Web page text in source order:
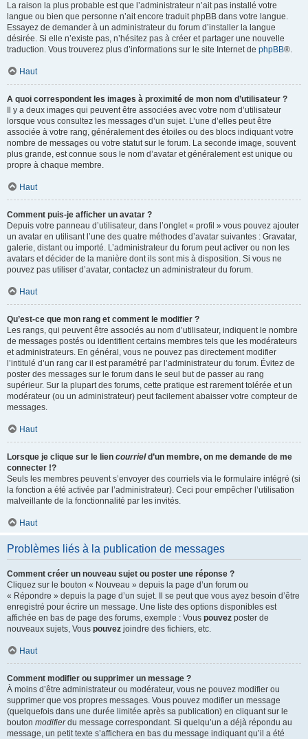
La raison la plus probable est que l’administrateur n’ait pas installé votre
langue ou bien que personne n’ait encore traduit phpBB dans votre langue.
Essayez de demander à un administrateur du forum d’installer la langue
désirée. Si elle n’existe pas, n’hésitez pas à créer et partager une nouvelle
traduction. Vous trouverez plus d’informations sur le site Internet de phpBB®.
Haut
A quoi correspondent les images à proximité de mon nom d’utilisateur ?
Il y a deux images qui peuvent être associées avec votre nom d’utilisateur
lorsque vous consultez les messages d’un sujet. L’une d’elles peut être
associée à votre rang, généralement des étoiles ou des blocs indiquant votre
nombre de messages ou votre statut sur le forum. La seconde image, souvent
plus grande, est connue sous le nom d’avatar et généralement est unique ou
propre à chaque membre.
Haut
Comment puis-je afficher un avatar ?
Depuis votre panneau d’utilisateur, dans l’onglet « profil » vous pouvez ajouter
un avatar en utilisant l’une des quatre méthodes d’avatar suivantes : Gravatar,
galerie, distant ou importé. L’administrateur du forum peut activer ou non les
avatars et décider de la manière dont ils sont mis à disposition. Si vous ne
pouvez pas utiliser d’avatar, contactez un administrateur du forum.
Haut
Qu’est-ce que mon rang et comment le modifier ?
Les rangs, qui peuvent être associés au nom d’utilisateur, indiquent le nombre
de messages postés ou identifient certains membres tels que les modérateurs
et administrateurs. En général, vous ne pouvez pas directement modifier
l’intitulé d’un rang car il est paramétré par l’administrateur du forum. Évitez de
poster des messages sur le forum dans le seul but de passer au rang
supérieur. Sur la plupart des forums, cette pratique est rarement tolérée et un
modérateur (ou un administrateur) peut facilement abaisser votre compteur de
messages.
Haut
Lorsque je clique sur le lien courrield’un membre, on me demande de me
connecter !?
Seuls les membres peuvent s’envoyer des courriels via le formulaire intégré (si
la fonction a été activée par l’administrateur). Ceci pour empêcher l’utilisation
malveillante de la fonctionnalité par les invités.
Haut
Problèmes liés à la publication de messages
Comment créer un nouveau sujet ou poster une réponse ?
Cliquez sur le bouton « Nouveau » depuis la page d’un forum ou
« Répondre » depuis la page d’un sujet. Il se peut que vous ayez besoin d’être
enregistré pour écrire un message. Une liste des options disponibles est
affichée en bas de page des forums, exemple : Vous pouvez poster de
nouveaux sujets, Vous pouvez joindre des fichiers, etc.
Haut
Comment modifier ou supprimer un message ?
À moins d’être administrateur ou modérateur, vous ne pouvez modifier ou
supprimer que vos propres messages. Vous pouvez modifier un message
(quelquefois dans une durée limitée après sa publication) en cliquant sur le
bouton modifierdu message correspondant. Si quelqu’un a déjà répondu au
message, un petit texte s’affichera en bas du message indiquant qu’il a été